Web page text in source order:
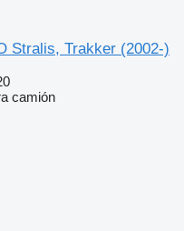
Stralis, Trakker (2002-)
camión